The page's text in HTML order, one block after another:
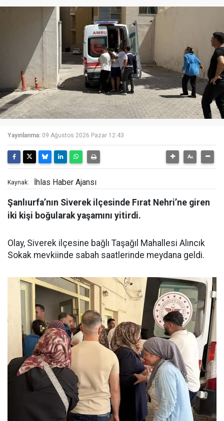
Yayınlanma: 09 Ağustos 2026 Pazar 12:43
Kaynak: İhlas Haber Ajansı
Şanlıurfa’nın Siverek ilçesinde Fırat Nehri’ne giren
iki kişi boğularak yaşamını yitirdi.
Olay, Siverek ilçesine bağlı Taşağıl Mahallesi Alıncık
Sokak mevkiinde sabah saatlerinde meydana geldi.